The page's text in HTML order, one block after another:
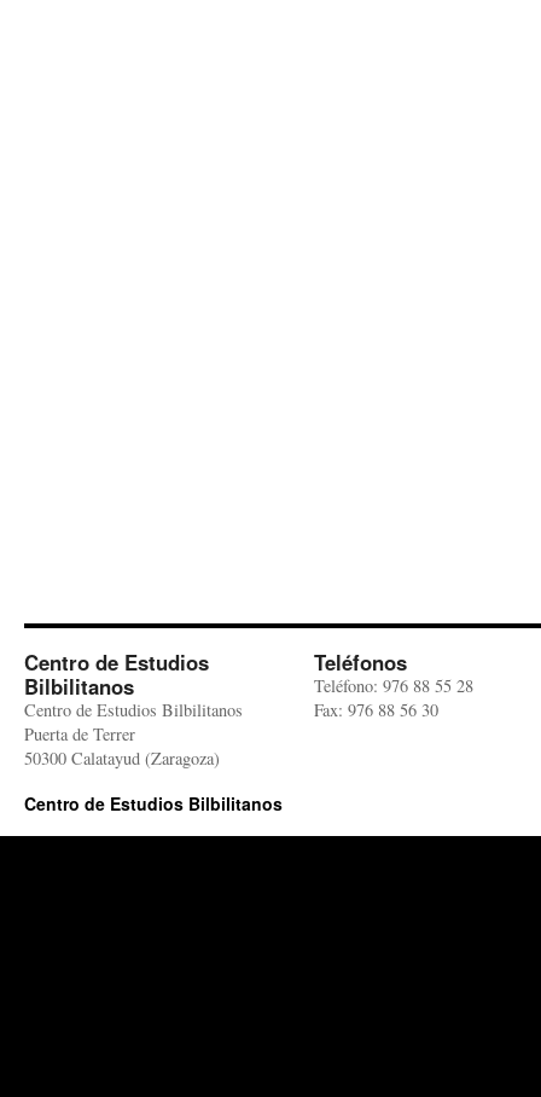
Centro de Estudios
Bilbilitanos
Centro de Estudios Bilbilitanos
Puerta de Terrer
50300 Calatayud (Zaragoza)
Teléfonos
Teléfono: 976 88 55 28
Fax: 976 88 56 30
Centro de Estudios Bilbilitanos